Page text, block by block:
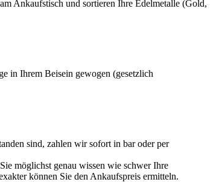
Ankaufstisch und sortieren Ihre Edelmetalle (Gold,
in Ihrem Beisein gewogen (gesetzlich
sind, zahlen wir sofort in bar oder per
möglichst genau wissen wie schwer Ihre
können Sie den Ankaufspreis ermitteln.